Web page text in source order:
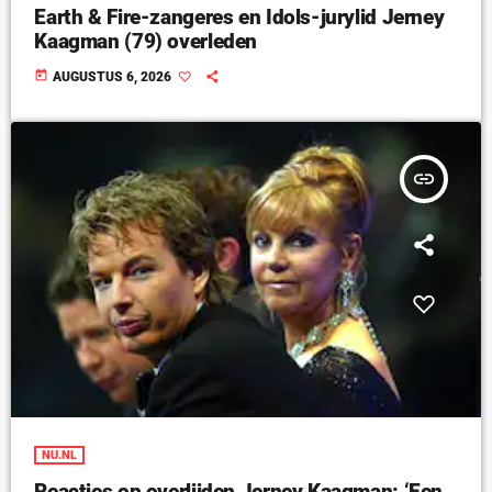
Earth & Fire-zangeres en Idols-jurylid Jerney
Kaagman (79) overleden
today AUGUSTUS 6, 2026
insert_link
NU.NL